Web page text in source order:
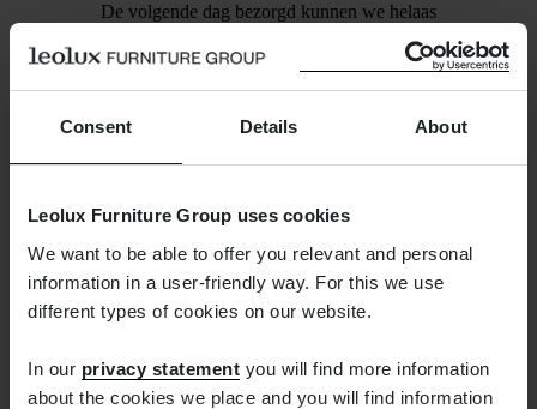
Consent Details About
Leolux Furniture Group uses cookies
We want to be able to offer you relevant and personal
information in a user-friendly way. For this we use
different types of cookies on our website.
In our privacy statement you will find more information
about the cookies we place and you will find information
De volgende dag bezorgd kunnen we helaas
niet beloven. We zorgen wel dat de bestelling
binnen een week is verzonden. Zodra dat het
de zending kunt volgen.
Gratis retourneren